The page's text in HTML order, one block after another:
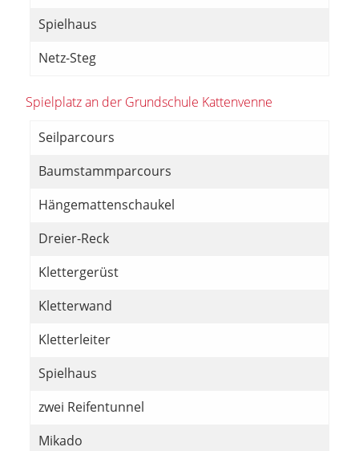
Spielhaus
Netz-Steg
Spielplatz an der Grundschule Kattenvenne
Seilparcours
Baumstammparcours
Hängemattenschaukel
Dreier-Reck
Klettergerüst
Kletterwand
Kletterleiter
Spielhaus
zwei Reifentunnel
Mikado